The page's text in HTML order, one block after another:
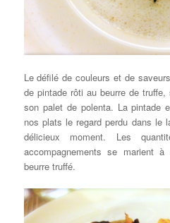
Le défilé de couleurs et de
de pintade rôti au beurre de
son palet de polenta. La pintade
nos plats le regard perdu dans le
délicieux moment. Les
accompagnements se marient
beurre truffé.